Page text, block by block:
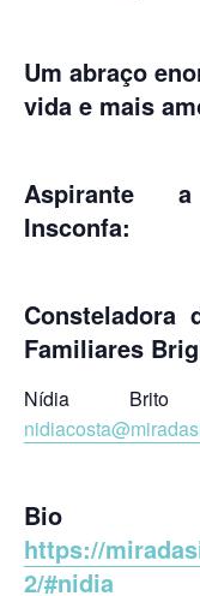
Um abraço
vida e mais
Aspirante
Insconfa:
Consteladora
Familiares
Nídia
https://
2/#nidia